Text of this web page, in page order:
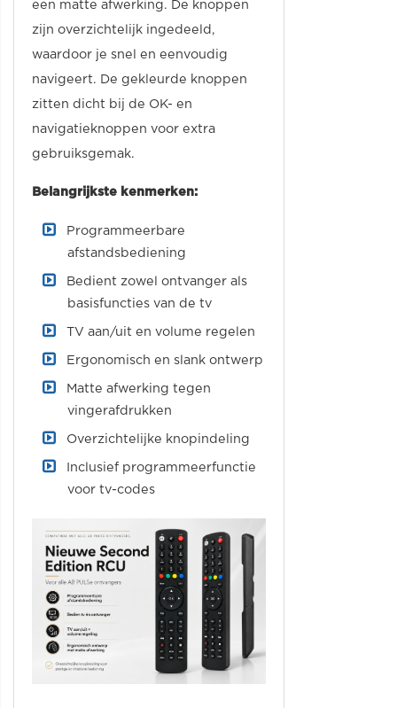
een matte afwerking. De knoppen
zijn overzichtelijk ingedeeld,
waardoor je snel en eenvoudig
navigeert. De gekleurde knoppen
zitten dicht bij de OK- en
navigatieknoppen voor extra
gebruiksgemak.
Belangrijkste kenmerken:
Programmeerbare
afstandsbediening
Bedient zowel ontvanger als
basisfuncties van de tv
TV aan/uit en volume regelen
Ergonomisch en slank ontwerp
Matte afwerking tegen
vingerafdrukken
Overzichtelijke knopindeling
Inclusief programmeerfunctie
voor tv-codes